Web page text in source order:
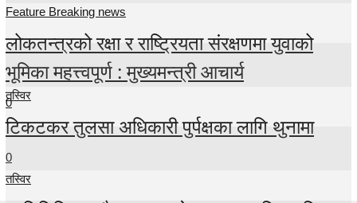
Feature Breaking news
लोकतन्त्रको रक्षा र राष्ट्रियता संरक्षणमा युवाको
भूमिका महत्त्वपूर्ण : मुख्यमन्त्री आचार्य
0
तस्विर
टिकटकर तुलसा अधिकारी पुर्पक्षका लागि थुनामा
0
तस्विर